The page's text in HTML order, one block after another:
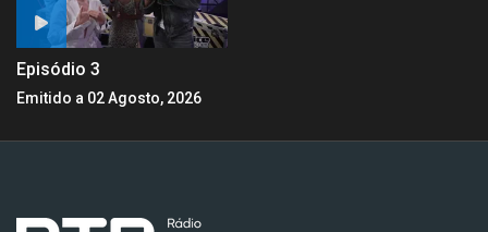
Episódio 3
Emitido a 02 Agosto, 2026